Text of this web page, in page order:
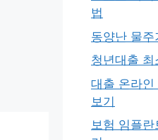
법
동양난 물
청년대출
대출 온라
보기
보험 임플